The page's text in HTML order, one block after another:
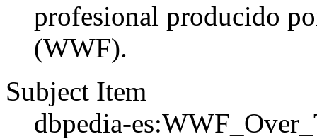
profesional producido
(WWF).
Subject Item
dbpedia-